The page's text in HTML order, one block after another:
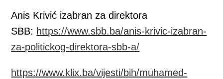
Anis Krivić izabran za direktora
SBB: https://www.sbb.ba/anis-krivic-izabran-
za-politickog-direktora-sbb-a/
https://www.klix.ba/vijesti/bih/muhamed-